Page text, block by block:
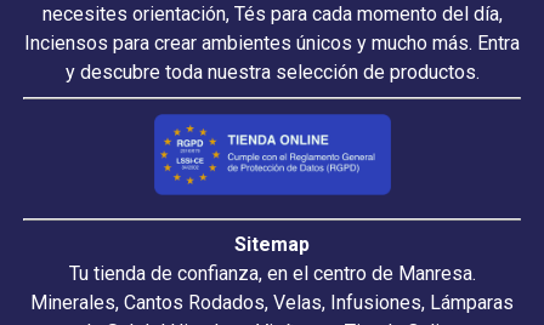
necesites orientación, Tés para cada momento del día,
Inciensos para crear ambientes únicos y mucho más. Entra
y descubre toda nuestra selección de productos.
Sitemap
Tu tienda de confianza, en el centro de Manresa.
Minerales, Cantos Rodados, Velas, Infusiones, Lámparas